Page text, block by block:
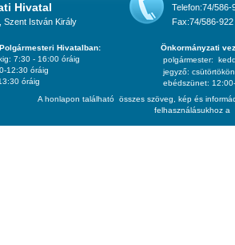
Hivatal
Szent István Király
Telefon:74/586-
Fax:74/586-922
A honlapon található összes szöveg, kép és
felhasználásukhoz a
Hivatalban:
7:30 - 16:00 óráig
12:30 óráig
óráig
Önkormányzati
polgármester:
jegyző: csütörtökön
ebédszünet: